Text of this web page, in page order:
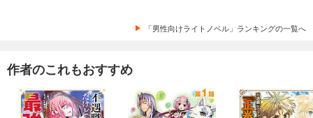
「男性向けライトノベル」ランキングの一覧へ
作者のこれもおすすめ